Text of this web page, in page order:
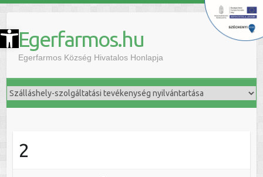
Eszköztár megnyitása Egerfarmos.hu
Egerfarmos Község Hivatalos Honlapja
2